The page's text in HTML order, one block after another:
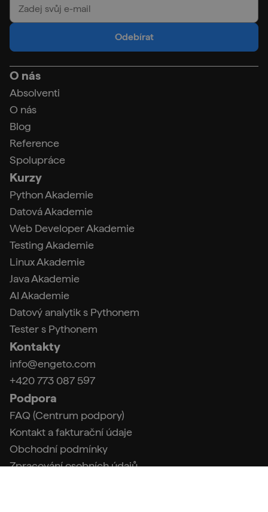
Odebírat
O nás
Absolventi
O nás
Blog
Reference
Spolupráce
Kurzy
Python Akademie
Datová Akademie
Web Developer Akademie
Testing Akademie
Linux Akademie
Java Akademie
AI Akademie
Datový analytik s Pythonem
Tester s Pythonem
Kontakty
info@engeto.com
+420 773 087 597
Podpora
FAQ (Centrum podpory)
Kontakt a fakturační údaje
Obchodní podmínky
Zpracování osobních údajů